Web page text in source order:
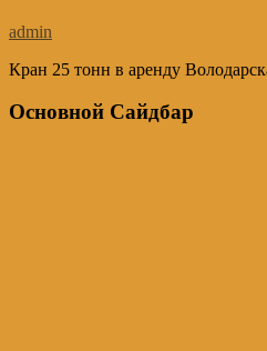
admin
Кран 25 тонн в аренду
Основной Сайдбар